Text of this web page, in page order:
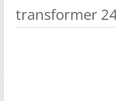
transformer